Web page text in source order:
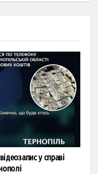
у справі